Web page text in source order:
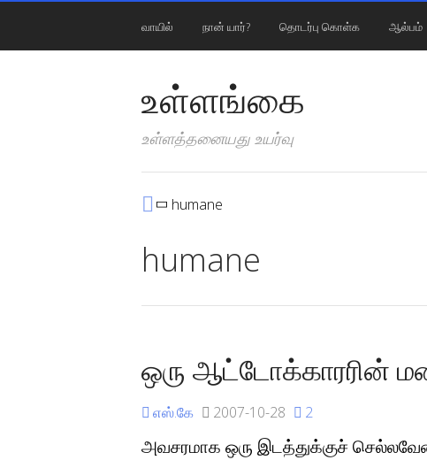
வாயில் நான் யார்? தொடர்பு கொள்க ஆல்பம்
உள்ளங்கை
உள்ளத்தனையது உயர்வு
humane
humane
ஒரு ஆட்டோக்காரரின்
எஸ்.கே 2007-10-28 2
அவசரமாக ஒரு இடத்துக்குச்